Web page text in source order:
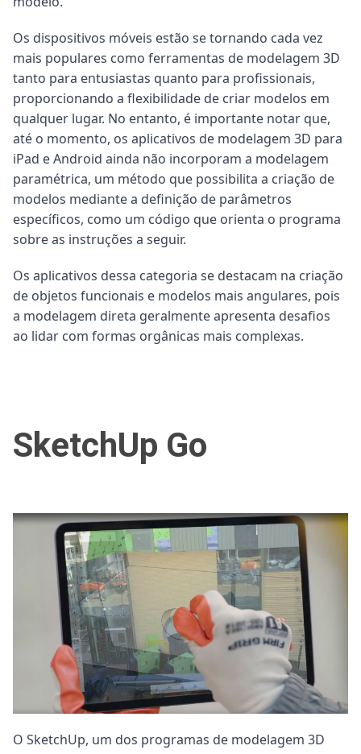
Os dispositivos móveis estão se tornando cada vez
mais populares como ferramentas de modelagem 3D
tanto para entusiastas quanto para profissionais,
proporcionando a flexibilidade de criar modelos em
qualquer lugar. No entanto, é importante notar que,
até o momento, os aplicativos de modelagem 3D para
iPad e Android ainda não incorporam a modelagem
paramétrica, um método que possibilita a criação de
modelos mediante a definição de parâmetros
específicos, como um código que orienta o programa
sobre as instruções a seguir.
Os aplicativos dessa categoria se destacam na criação
de objetos funcionais e modelos mais angulares, pois
a modelagem direta geralmente apresenta desafios
ao lidar com formas orgânicas mais complexas.
SketchUp Go
O SketchUp, um dos programas de modelagem 3D